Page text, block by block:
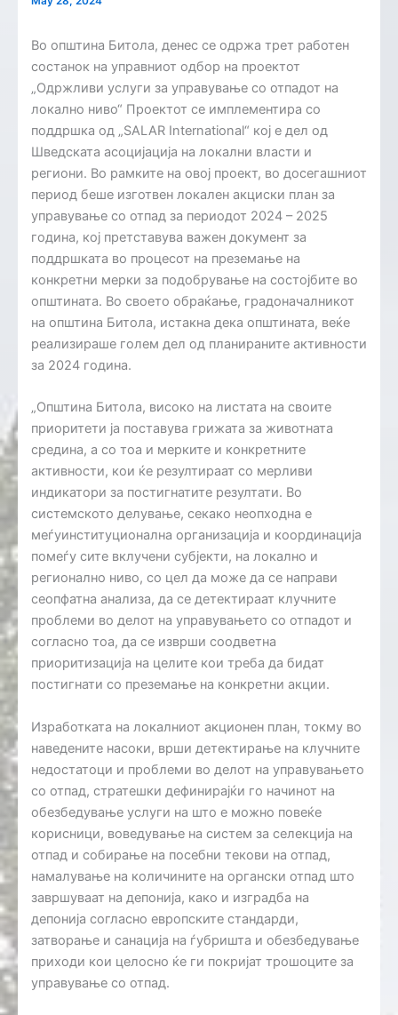
Во општина Битола, денес се одржа трет работен
состанок на управниот одбор на проектот
„Одржливи услуги за управување со отпадот на
локално ниво“ Проектот се имплементира со
поддршка од „SALAR International“ кој е дел од
Шведската асоцијација на локални власти и
региони. Во рамките на овој проект, во досегашниот
период беше изготвен локален акциски план за
управување со отпад за периодот 2024 – 2025
година, кој претставува важен документ за
поддршката во процесот на преземање на
конкретни мерки за подобрување на состојбите во
општината. Во своето обраќање, градоначалникот
на општина Битола, истакна дека општината, веќе
реализираше голем дел од планираните активности
за 2024 година.
„Општина Битола, високо на листата на своите
приоритети ја поставува грижата за животната
средина, а со тоа и мерките и конкретните
активности, кои ќе резултираат со мерливи
индикатори за постигнатите резултати. Во
системското делување, секако неопходна е
меѓуинституционална организација и координација
помеѓу сите вклучени субјекти, на локално и
регионално ниво, со цел да може да се направи
сеопфатна анализа, да се детектираат клучните
проблеми во делот на управувањето со отпадот и
согласно тоа, да се изврши соодветна
приоритизација на целите кои треба да бидат
постигнати со преземање на конкретни акции.
Изработката на локалниот акционен план, токму во
наведените насоки, врши детектирање на клучните
недостатоци и проблеми во делот на управувањето
со отпад, стратешки дефинирајќи го начинот на
обезбедување услуги на што е можно повеќе
корисници, воведување на систем за селекција на
отпад и собирање на посебни текови на отпад,
намалување на количините на органски отпад што
завршуваат на депонија, како и изградба на
депонија согласно европските стандарди,
затворање и санација на ѓубришта и обезбедување
приходи кои целосно ќе ги покријат трошоците за
управување со отпад.